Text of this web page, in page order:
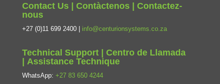
Contact Us | Contàctenos | Contactez-
nous
+27 (0)11 699 2400 | info@centurionsystems.co.za
Technical Support | Centro de Llamada
| Assistance Technique
WhatsApp: +27 83 650 4244